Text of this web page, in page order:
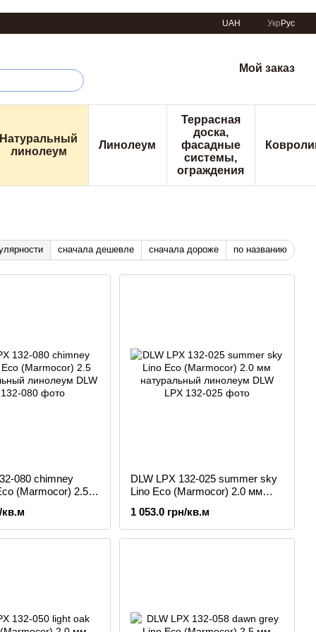
UAH Укр Рус
Мой заказ
Натуральный
линолеум
Линолеум
Террасная
доска,
фасадные
системы,
ограждения
сначала дешевле сначала дороже по названию
080 chimney
(Marmocor) 2.5
кв.м
DLW LPX 132-025 summer sky
Lino Eco (Marmocor) 2.0 мм
1 053.0 грн/кв.м